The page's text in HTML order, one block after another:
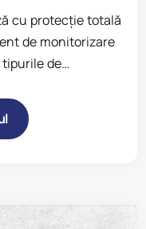
cu protecție totală
de monitorizare
de…